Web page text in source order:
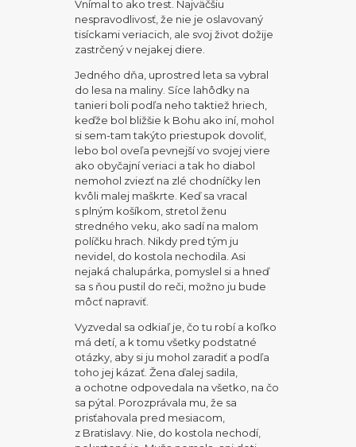
Vnímal to ako trest. Najväčšiu
nespravodlivosť, že nie je oslavovaný
tisíckami veriacich, ale svoj život dožije
zastrčený v nejakej diere.
Jedného dňa, uprostred leta sa vybral
do lesa na maliny. Síce lahôdky na
tanieri boli podľa neho taktiež hriech,
keďže bol bližšie k Bohu ako iní, mohol
si sem-tam takýto priestupok dovoliť,
lebo bol oveľa pevnejší vo svojej viere
ako obyčajní veriaci a tak ho diabol
nemohol zviezť na zlé chodníčky len
kvôli malej maškrte. Keď sa vracal
s plným košíkom, stretol ženu
stredného veku, ako sadí na malom
políčku hrach. Nikdy pred tým ju
nevidel, do kostola nechodila. Asi
nejaká chalupárka, pomyslel si a hneď
sa s ňou pustil do reči, možno ju bude
môcť napraviť.
Vyzvedal sa odkiaľ je, čo tu robí a koľko
má detí, a k tomu všetky podstatné
otázky, aby si ju mohol zaradiť a podľa
toho jej kázať. Žena ďalej sadila,
a ochotne odpovedala na všetko, na čo
sa pýtal. Porozprávala mu, že sa
prisťahovala pred mesiacom,
z Bratislavy. Nie, do kostola nechodí,